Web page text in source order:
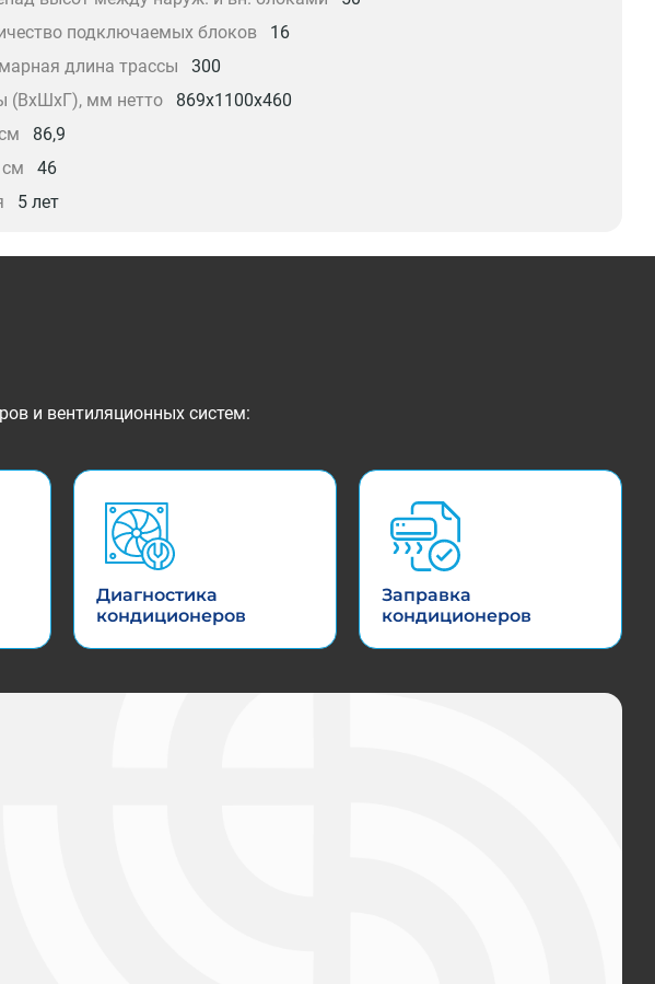
подключаемых блоков
16
длина трассы
300
(ВxШxГ), мм нетто
869x1100x460
86,9
см
46
5 лет
и вентиляционных систем:
Диагностика
кондиционеров
Заправка
кондиционеров